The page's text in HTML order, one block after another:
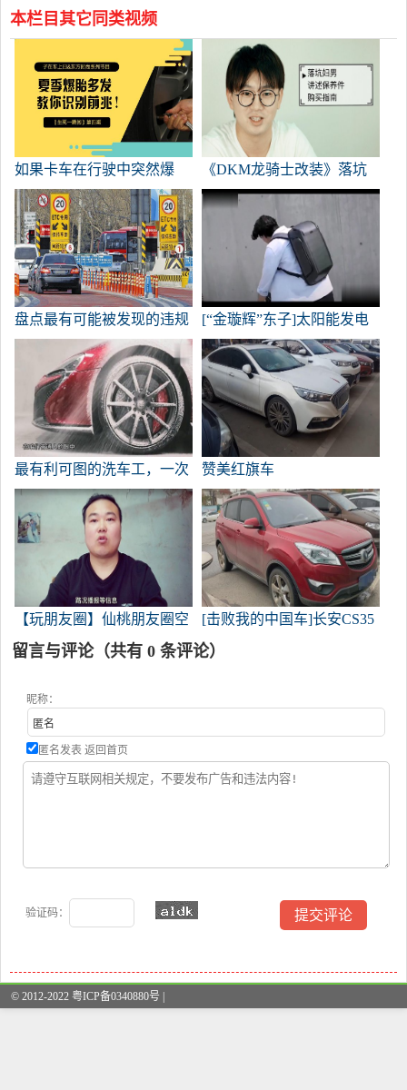
本栏目其它同类视频
如果卡车在行驶中突然爆
炸，我该怎么办？这可以确
保安全。
《DKM龙骑士改装》落坑
女男说维修配件购买指南
盘点最有可能被发现的违规
行为。新手应该特别警惕这
些“违规陷阱”！
[“金璇辉”东子]太阳能发电
背包
最有利可图的洗车工，一次
洗5万辆车，将不得不被土
豪清洗几个月。
赞美红旗车
【玩朋友圈】仙桃朋友圈空
白色278分享
[击败我的中国车]长安CS35
实拍
留言与评论（共有 0 条评论）
昵称：
匿名发表 返回首页
验证码：
© 2012-2022 粤ICP备0340880号 |